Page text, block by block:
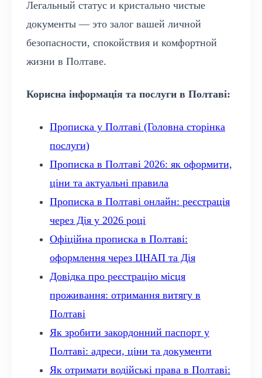
Легальный статус и кристально чистые
документы — это залог вашей личной
безопасности, спокойствия и комфортной
жизни в Полтаве.
Корисна інформація та послуги в Полтаві:
Прописка у Полтаві (Головна сторінка
послуги)
Прописка в Полтаві 2026: як оформити,
ціни та актуальні правила
Прописка в Полтаві онлайн: реєстрація
через Дія у 2026 році
Офіційна прописка в Полтаві:
оформлення через ЦНАП та Дія
Довідка про реєстрацію місця
проживання: отримання витягу в
Полтаві
Як зробити закордонний паспорт у
Полтаві: адреси, ціни та документи
Як отримати водійські права в Полтаві: